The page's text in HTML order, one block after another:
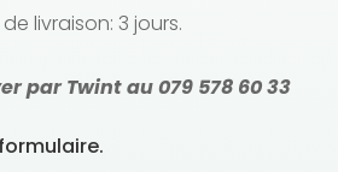
livraison: 3 jours.
par Twint au 079 578 60 33